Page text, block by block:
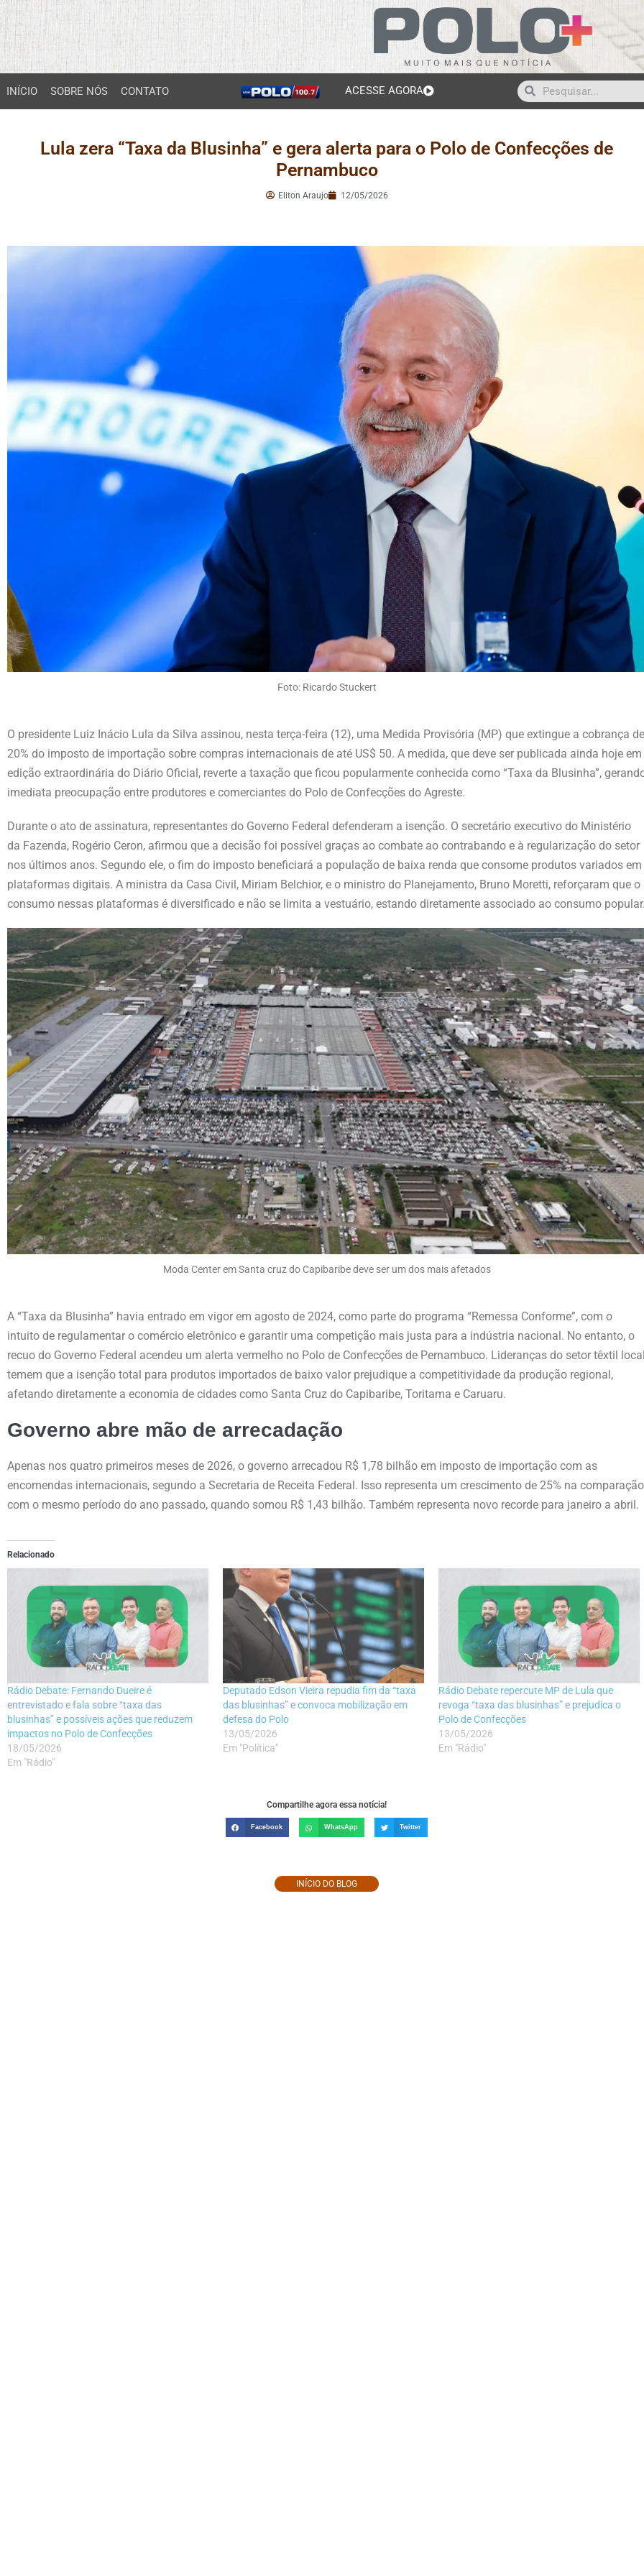
INÍCIO SOBRE NÓS CONTATO ACESSE AGORA
Lula zera “Taxa da Blusinha” e gera alerta para o Polo de Confecções de
Pernambuco
Eliton Araujo 12/05/2026
Foto: Ricardo Stuckert
O presidente Luiz Inácio Lula da Silva assinou, nesta terça-feira (12), uma Medida Provisória (MP) que extingue a cobrança de
20% do imposto de importação sobre compras internacionais de até US$ 50. A medida, que deve ser publicada ainda hoje em
edição extraordinária do Diário Oficial, reverte a taxação que ficou popularmente conhecida como “Taxa da Blusinha”,
imediata preocupação entre produtores e comerciantes do Polo de Confecções do Agreste.
Durante o ato de assinatura, representantes do Governo Federal defenderam a isenção. O secretário executivo do Ministério
da Fazenda, Rogério Ceron, afirmou que a decisão foi possível graças ao combate ao contrabando e à regularização do setor
nos últimos anos. Segundo ele, o fim do imposto beneficiará a população de baixa renda que consome produtos variados em
plataformas digitais. A ministra da Casa Civil, Miriam Belchior, e o ministro do Planejamento, Bruno Moretti, reforçaram que o
consumo nessas plataformas é diversificado e não se limita a vestuário, estando diretamente associado ao consumo
Moda Center em Santa cruz do Capibaribe deve ser um dos mais afetados
A “Taxa da Blusinha” havia entrado em vigor em agosto de 2024, como parte do programa “Remessa Conforme”, com o
intuito de regulamentar o comércio eletrônico e garantir uma competição mais justa para a indústria nacional. No entanto, o
recuo do Governo Federal acendeu um alerta vermelho no Polo de Confecções de Pernambuco. Lideranças do setor têxtil
temem que a isenção total para produtos importados de baixo valor prejudique a competitividade da produção regional,
afetando diretamente a economia de cidades como Santa Cruz do Capibaribe, Toritama e Caruaru.
Governo abre mão de arrecadação
Apenas nos quatro primeiros meses de 2026, o governo arrecadou R$ 1,78 bilhão em imposto de importação com as
encomendas internacionais, segundo a Secretaria de Receita Federal. Isso representa um crescimento de 25% na comparação
com o mesmo período do ano passado, quando somou R$ 1,43 bilhão. Também representa novo recorde para janeiro a abril.
Relacionado
Rádio Debate: Fernando Dueire é
entrevistado e fala sobre “taxa das
blusinhas” e possíveis ações que reduzem
impactos no Polo de Confecções
18/05/2026
Em "Rádio"
Deputado Edson Vieira repudia fim da “taxa
das blusinhas” e convoca mobilização em
defesa do Polo
13/05/2026
Em "Política"
Rádio Debate repercute MP de Lula que
revoga “taxa das blusinhas” e prejudica o
Polo de Confecções
13/05/2026
Em "Rádio"
Compartilhe agora essa notícia!
Facebook WhatsApp Twitter
INÍCIO DO BLOG